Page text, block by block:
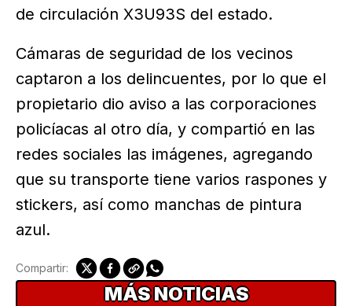
de circulación X3U93S del estado.
Cámaras de seguridad de los vecinos
captaron a los delincuentes, por lo que el
propietario dio aviso a las corporaciones
policíacas al otro día, y compartió en las
redes sociales las imágenes, agregando
que su transporte tiene varios raspones y
stickers, así como manchas de pintura
azul.
Compartir:
MÁS NOTICIAS